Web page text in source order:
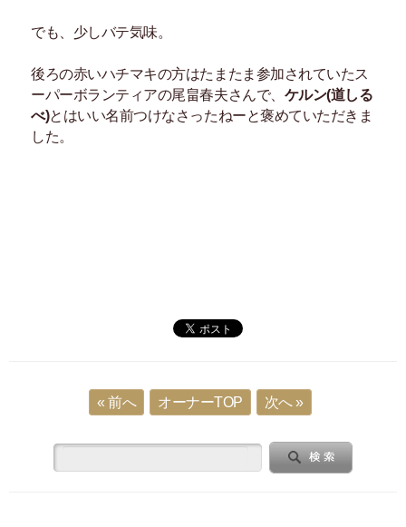
でも、少しバテ気味。
後ろの赤いハチマキの方はたまたま参加されていたス
ーパーボランティアの尾畠春夫さんで、 ケルン(道しる
べ)とはいい名前つけなさったねーと褒めていただきま
した。
« 前へ オーナーTOP 次へ »